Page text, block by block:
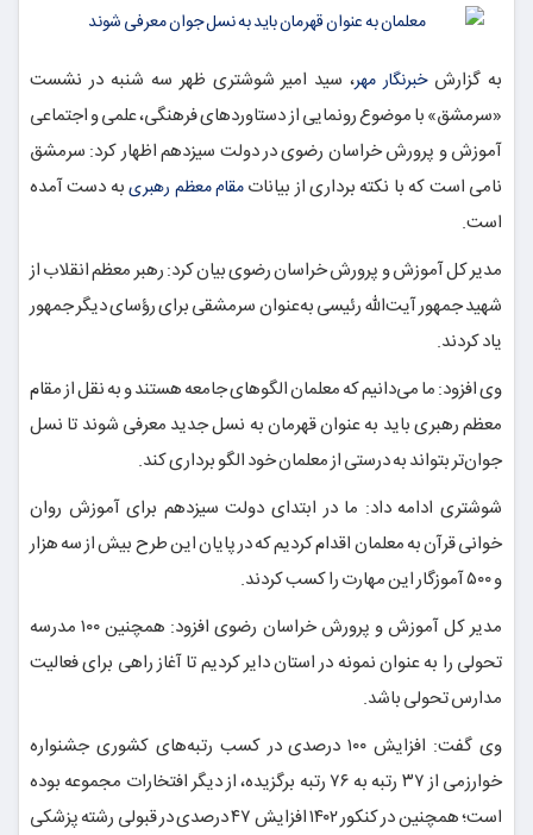
به گزارشخبرنگار مهر، سید امیر شوشتری ظهر سه شنبه در نشست
«سرمشق» با موضوع رونمایی از دستاوردهای فرهنگی، علمی و اجتماعی
آموزش و پرورش خراسان رضوی در دولت سیزدهم اظهار کرد: سرمشق
نامی است که با نکته برداری از بیاناتمقام معظم رهبریبه دست آمده
است.
مدیر کل آموزش و پرورش خراسان رضوی بیان کرد: رهبر معظم انقلاب از
شهید جمهور آیت‌الله رئیسی به‌عنوان سرمشقی برای رؤسای دیگر جمهور
یاد کردند.
وی افزود: ما می‌دانیم که معلمان الگوهای جامعه هستند و به نقل از مقام
معظم رهبری باید به عنوان قهرمان به نسل جدید معرفی شوند تا نسل
جوان‌تر بتواند به درستی از معلمان خود الگو برداری کند.
شوشتری ادامه داد: ما در ابتدای دولت سیزدهم برای آموزش روان
خوانی قرآن به معلمان اقدام کردیم که در پایان این طرح بیش از سه هزار
و ۵۰۰ آموزگار این مهارت را کسب کردند.
مدیر کل آموزش و پرورش خراسان رضوی افزود: همچنین ۱۰۰ مدرسه
تحولی را به عنوان نمونه در استان دایر کردیم تا آغاز راهی برای فعالیت
مدارس تحولی باشد.
وی گفت: افزایش ۱۰۰ درصدی در کسب رتبه‌های کشوری جشنواره
خوارزمی از ۳۷ رتبه به ۷۶ رتبه برگزیده، از دیگر افتخارات مجموعه بوده
است؛ همچنین در کنکور ۱۴۰۲ افزایش ۴۷ درصدی در قبولی رشته پزشکی